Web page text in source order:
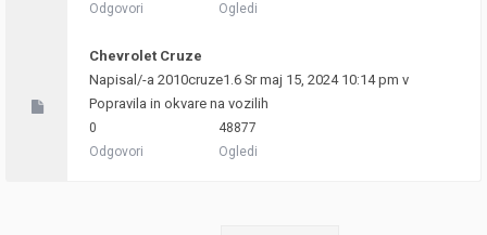
Odgovori
Ogledi
Chevrolet Cruze
Napisal/-a 2010cruze1.6 Sr maj 15, 2024 10:14 pm v
Popravila in okvare na vozilih
0
Odgovori
48877
Ogledi